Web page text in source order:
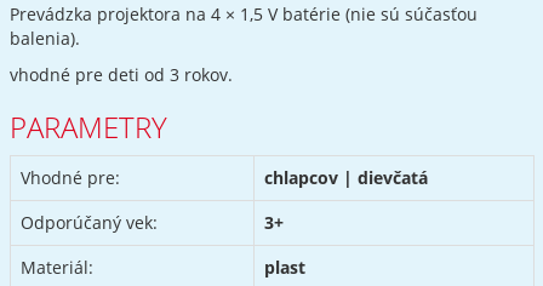
Prevádzka projektora na 4 × 1,5 V batérie (nie sú súčasťou
balenia).
vhodné pre deti od 3 rokov.
PARAMETRY
Vhodné pre:
chlapcov | dievčatá
Odporúčaný vek:
3+
Materiál:
plast